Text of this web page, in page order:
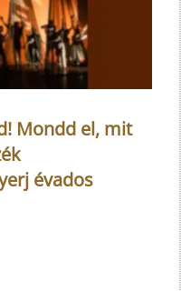
Mondd el, mit
évados